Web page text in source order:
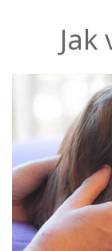
Jak